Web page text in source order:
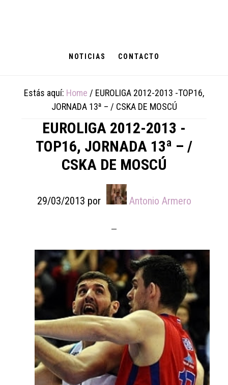
NOTICIAS CONTACTO
Estás aquí: Home / EUROLIGA 2012-2013 -TOP16,
JORNADA 13ª – / CSKA DE MOSCÚ
EUROLIGA 2012-2013 -
TOP16, JORNADA 13ª – /
CSKA DE MOSCÚ
29/03/2013 por Antonio Armero